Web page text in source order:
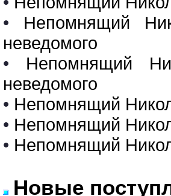
• Непомнящий
неведомого
• Непомнящий
неведомого
• Непомнящий
• Непомнящий
• Непомнящий
Новые